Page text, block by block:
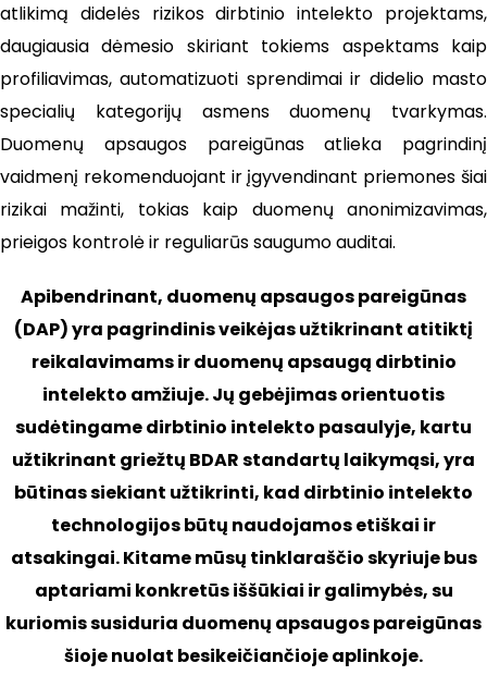
atlikimą didelės rizikos dirbtinio intelekto projektams,
daugiausia dėmesio skiriant tokiems aspektams kaip
profiliavimas, automatizuoti sprendimai ir didelio masto
specialių kategorijų asmens duomenų tvarkymas.
Duomenų apsaugos pareigūnas atlieka pagrindinį
vaidmenį rekomenduojant ir įgyvendinant priemones šiai
rizikai mažinti, tokias kaip duomenų anonimizavimas,
prieigos kontrolė ir reguliarūs saugumo auditai.
Apibendrinant, duomenų apsaugos pareigūnas
(DAP) yra pagrindinis veikėjas užtikrinant atitiktį
reikalavimams ir duomenų apsaugą dirbtinio
intelekto amžiuje. Jų gebėjimas orientuotis
sudėtingame dirbtinio intelekto pasaulyje, kartu
užtikrinant griežtų BDAR standartų laikymąsi, yra
būtinas siekiant užtikrinti, kad dirbtinio intelekto
technologijos būtų naudojamos etiškai ir
atsakingai. Kitame mūsų tinklaraščio skyriuje bus
aptariami konkretūs iššūkiai ir galimybės, su
kuriomis susiduria duomenų apsaugos pareigūnas
šioje nuolat besikeičiančioje aplinkoje.